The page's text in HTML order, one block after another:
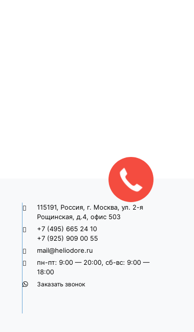
115191, Россия, г. Москва, ул. 2-я
Рощинская, д.4, офис 503
+7 (495) 665 24 10
+7 (925) 909 00 55
mail@heliodore.ru
пн-пт: 9:00 — 20:00, сб-вс: 9:00 —
18:00
Заказать звонок
Закажите
звонок!